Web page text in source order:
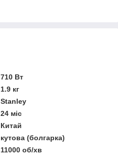
710 Вт
1.9 кг
Stanley
24 міс
Китай
кутова (болгарка)
11000 об/хв